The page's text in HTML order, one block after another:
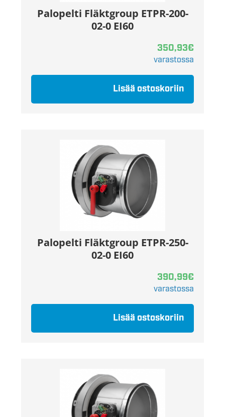
Palopelti Fläktgroup ETPR-200-
02-0 EI60
350,93€
varastossa
Lisää ostoskoriin
Palopelti Fläktgroup ETPR-250-
02-0 EI60
390,99€
varastossa
Lisää ostoskoriin